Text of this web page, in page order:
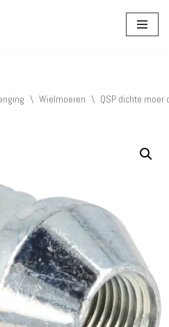
\ Wielmoeren \ QSP dichte moer